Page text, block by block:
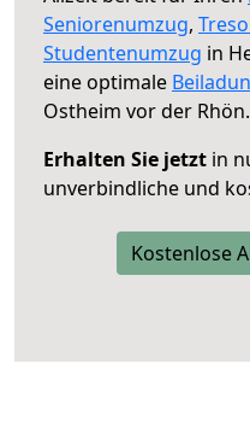
Seniorenumzug,
Studentenumzug in
eine optimale
Ostheim vor der Rhön.
Erhalten Sie jetzt in
unverbindliche und
Kostenlose